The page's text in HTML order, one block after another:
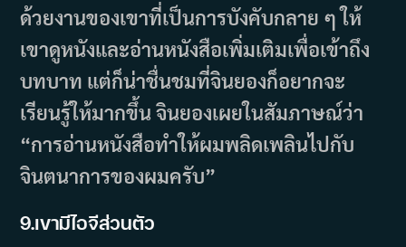
ด้วยงานของเขาที่เป็นการบังคับกลาย ๆ ให้
เขาดูหนังและอ่านหนังสือเพิ่มเติมเพื่อเข้าถึง
บทบาท แต่ก็น่าชื่นชมที่จินยองก็อยากจะ
เรียนรู้ให้มากขึ้น จินยองเผยในสัมภาษณ์ว่า
“การอ่านหนังสือทำให้ผมพลิดเพลินไปกับ
จินตนาการของผมครับ”
9.เขามีไอจีส่วนตัว